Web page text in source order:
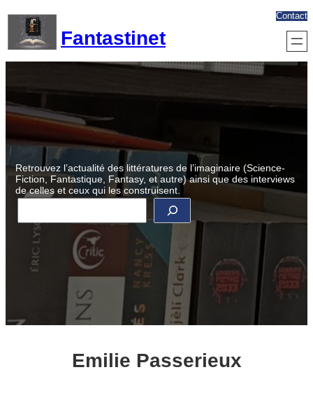
contenu
Fantastinet
Contact
Retrouvez l’actualité des littératures de l’imaginaire (Science-
Fiction, Fantastique, Fantasy, et autre) ainsi que des interviews
de celles et ceux qui les construisent.
R
c
Emilie Passerieux